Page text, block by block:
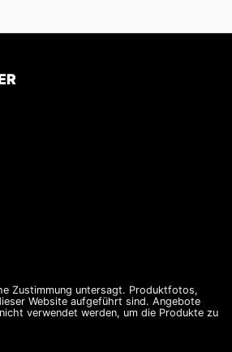
Zustimmung untersagt. Produktfotos,
Website aufgeführt sind. Angebote
verwendet werden, um die Produkte zu